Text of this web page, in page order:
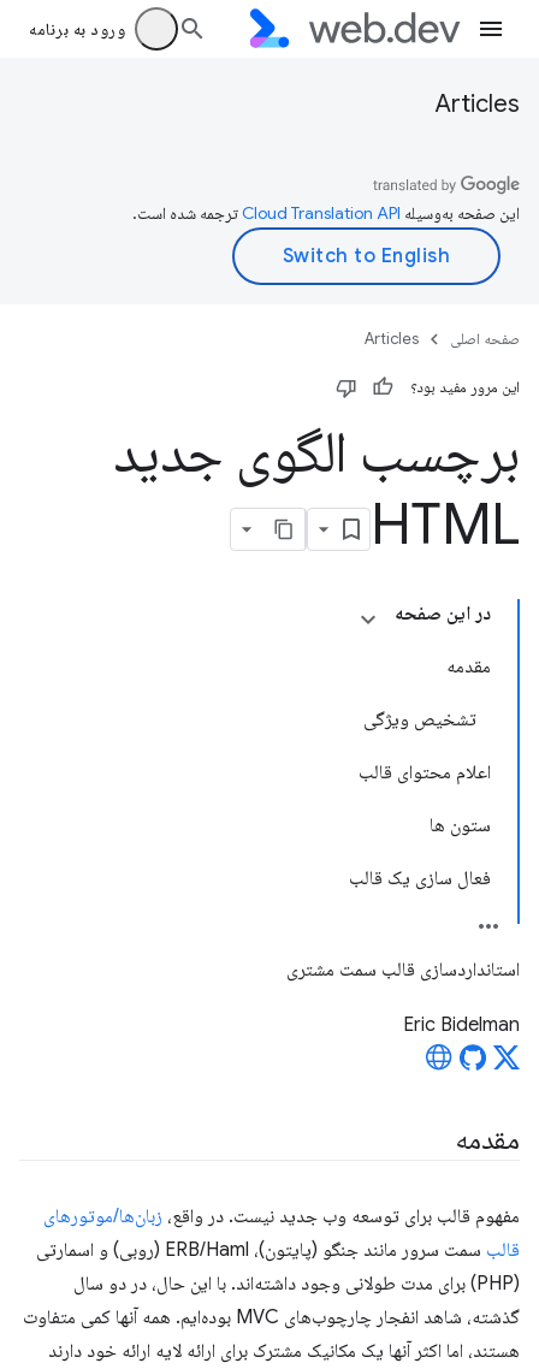
ورود به برنامه
Articles
این صفحه به‌وسیله ترجمه شده است.
صفحه اصلی Articles
این مرور مفید بود؟
برچسب الگوی جدید
HTML
در این صفحه
مقدمه
تشخیص ویژگی
اعلام محتوای قالب
ستون ها
فعال سازی یک قالب
استانداردسازی قالب سمت مشتری
Eric Bidelman
مقدمه
مفهوم قالب برای توسعه وب جدید نیست. در واقع، زبان‌ها/موتورهای
قالب
سمت سرور مانند جنگو (پایتون)، ERB/Haml (روبی) و اسمارتی
(PHP) برای مدت طولانی وجود داشته‌اند. با این حال، در دو سال
گذشته، شاهد انفجار چارچوب‌های MVC بوده‌ایم. همه آنها کمی متفاوت
هستند، اما اکثر آنها یک مکانیک مشترک برای ارائه لایه ارائه خود دارند